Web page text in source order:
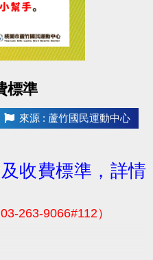
標準
來源 : 蘆竹國民運動中心
收費標準，詳情
263-9066#112）